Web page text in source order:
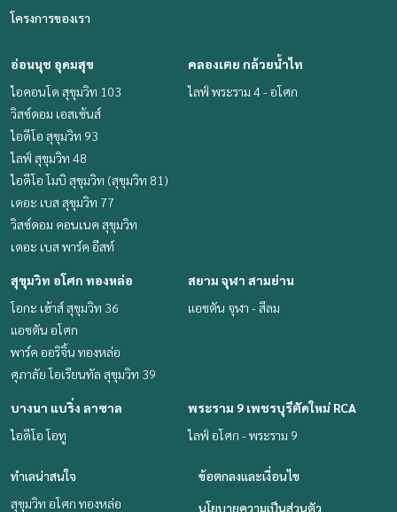
โครงการของเรา
อ่อนนุช อุดมสุข
ไอคอนโด สุขุมวิท 103
วิสซ์ดอม เอสเซ้นส์
ไอดีโอ สุขุมวิท 93
ไลฟ์ สุขุมวิท 48
ไอดีโอ โมบิ สุขุมวิท (สุขุมวิท 81)
เดอะ เบส สุขุมวิท 77
วิสซ์ดอม คอนเนค สุขุมวิท
เดอะ เบส พาร์ค อีสท์
คลองเตย กล้วยน้ำไท
ไลฟ์ พระราม 4 - อโศก
สุขุมวิท อโศก ทองหล่อ
โอกะ เฮ้าส์ สุขุมวิท 36
แอชตัน อโศก
พาร์ค ออริจิ้น ทองหล่อ
ศุภาลัย โอเรียนทัล สุขุมวิท 39
สยาม จุฬา สามย่าน
แอชตัน จุฬา - สีลม
บางนา แบริ่ง ลาซาล
ไอดีโอ โอทู
พระราม 9 เพชรบุรีตัดใหม่ RCA
ไลฟ์ อโศก - พระราม 9
ทำเลน่าสนใจ
สุขุมวิท อโศก ทองหล่อ
ข้อตกลงและเงื่อนไข
นโยบายความเป็นส่วนตัว